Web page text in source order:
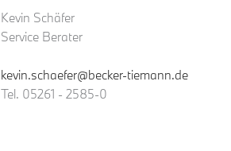
Kevin Schäfer
Service Berater
kevin.schaefer@becker-tiemann.de
Tel. 05261 - 2585-0